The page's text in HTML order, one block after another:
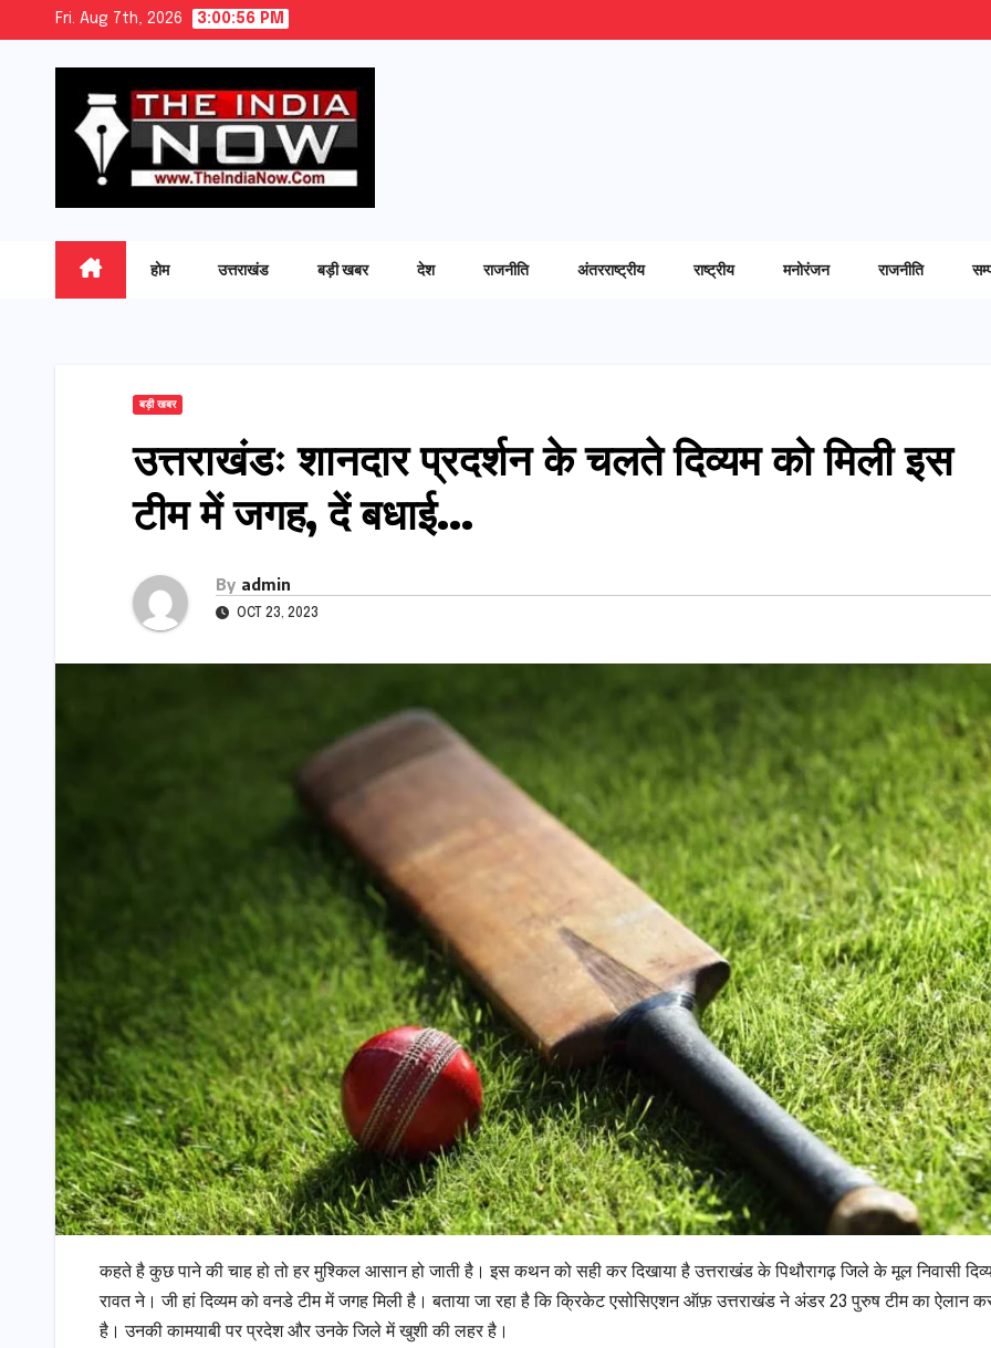
Fri. Aug 7th, 2026 3:00:57 PM
होम उत्तराखंड बड़ी खबर देश राजनीति अंतरराष्ट्रीय राष्ट्रीय मनोरंजन राजनीति
बड़ी खबर
उत्तराखंडः शानदार प्रदर्शन के चलते दिव्यम को मिली इस
टीम में जगह, दें बधाई…
By admin
OCT 23, 2023
कहते है कुछ पाने की चाह हो तो हर मुश्किल आसान हो जाती है। इस कथन को सही कर दिखाया है उत्तराखंड के पिथौरागढ़ जिले के मूल निवासी
रावत ने। जी हां दिव्यम को वनडे टीम में जगह मिली है। बताया जा रहा है कि क्रिकेट एसोसिएशन ऑफ़ उत्तराखंड ने अंडर 23 पुरुष टीम का ऐलान कर
है। उनकी कामयाबी पर प्रदेश और उनके जिले में खुशी की लहर है।